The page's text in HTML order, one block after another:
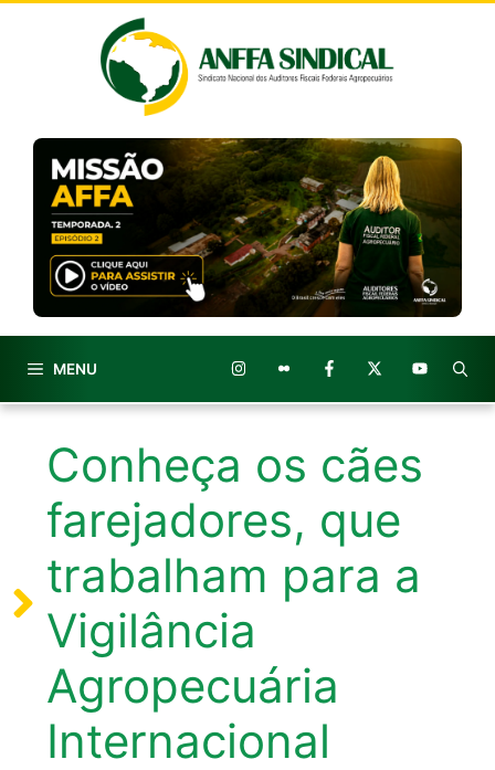
MENU
Conheça os cães
farejadores, que
trabalham para a
Vigilância
Agropecuária
Internacional